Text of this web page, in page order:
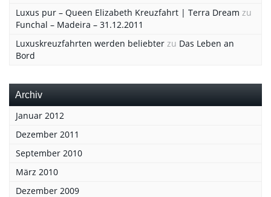
Luxus pur – Queen Elizabeth Kreuzfahrt | Terra Dream zu
Funchal – Madeira – 31.12.2011
Luxuskreuzfahrten werden beliebter zu Das Leben an
Bord
Archiv
Januar 2012
Dezember 2011
September 2010
März 2010
Dezember 2009